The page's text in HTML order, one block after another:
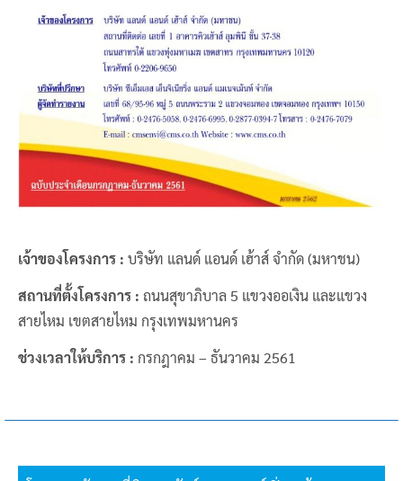
เจ้าของโครงการ : บริษัท แลนด์ แอนด์ เฮ้าส์ จำกัด (มหาชน)
สถานที่ตั้งโครงการ : ถนนสุขาภิบาล 5 แขวงออเงิน และแขวง
สายไหม เขตสายไหม กรุงเทพมหานคร
ช่วงเวลาให้บริการ : กรกฎาคม – ธันวาคม 2561